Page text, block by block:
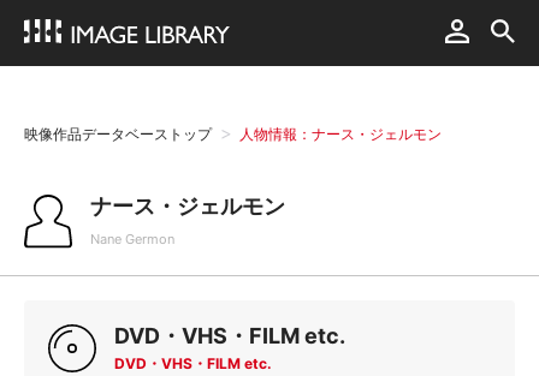
映像作品データベーストップ 人物情報：ナース・ジェルモン
ナース・ジェルモン
Nane Germon
DVD・VHS・FILM etc.
DVD・VHS・FILM etc.